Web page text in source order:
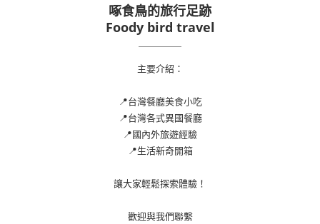
啄食鳥的旅行足跡
Foody bird travel
主要介紹：
📍台灣餐廳美食小吃
📍台灣各式異國餐廳
📍國內外旅遊經驗
📍生活新奇開箱
讓大家輕鬆探索體驗！
歡迎與我們聯繫